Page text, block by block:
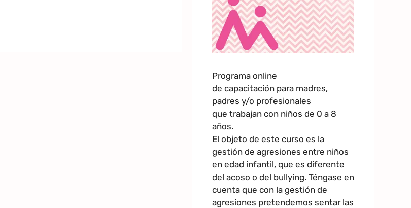
Programa online
de capacitación para madres,
padres y/o profesionales
que trabajan con niños de 0 a 8
años.
El objeto de este curso es la
gestión de agresiones entre niños
en edad infantil, que es diferente
del acoso o del bullying. Téngase en
cuenta que con la gestión de
agresiones pretendemos sentar las